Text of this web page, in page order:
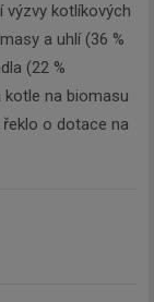
výzvy kotlíkových
a uhlí (36 %
(22 %
kotle na biomasu
řeklo o dotace na